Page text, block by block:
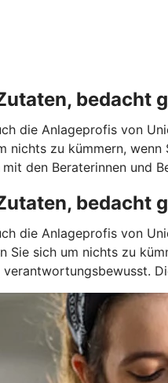
bedacht
die Anlageprofis von
nichts zu kümmern,
den Beraterinnen und
bedacht
die Anlageprofis von
Sie sich um nichts zu